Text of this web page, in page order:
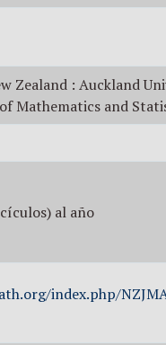
Zealand : Auckland
Mathematics and
al año
index.php/